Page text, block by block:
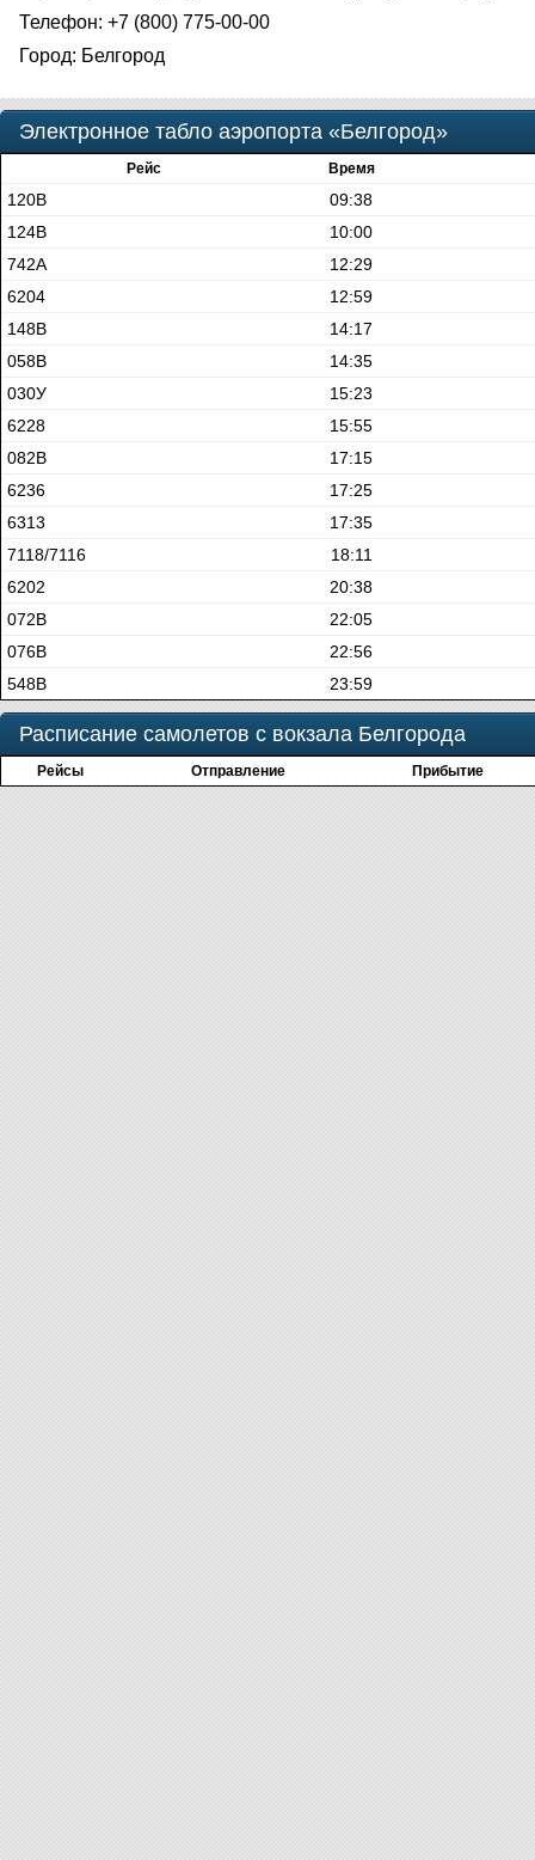
Телефон: +7 (800) 775-00-00
Город: Белгород
Электронное табло аэропорта «Белгород»
Рейс Время
120В
09:38
124В
10:00
742А
12:29
6204
12:59
148В
14:17
058В
14:35
030У
15:23
6228
15:55
082В
17:15
6236
17:25
6313
17:35
7118/7116
18:11
6202
20:38
072В
22:05
076В
22:56
548В
23:59
Расписание самолетов с вокзала Белгорода
Рейсы Отправление Прибытие